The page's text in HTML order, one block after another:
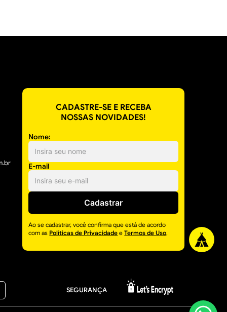
CADASTRE-SE E RECEBA
NOSSAS NOVIDADES!
Nome:
E-mail
Cadastrar
Ao se cadastrar, você confirma que está de acordo
com as Políticas de Privacidade e Termos de Uso.
SEGURANÇA